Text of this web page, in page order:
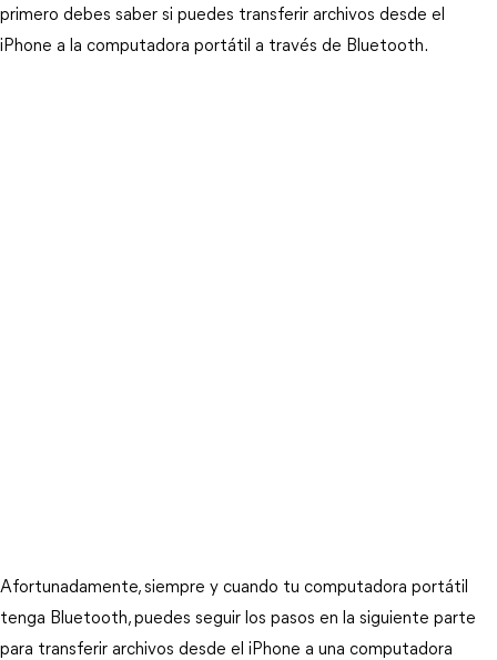
primero debes saber si puedes transferir archivos desde el
iPhone a la computadora portátil a través de Bluetooth.
Afortunadamente, siempre y cuando tu computadora portátil
tenga Bluetooth, puedes seguir los pasos en la siguiente parte
para transferir archivos desde el iPhone a una computadora